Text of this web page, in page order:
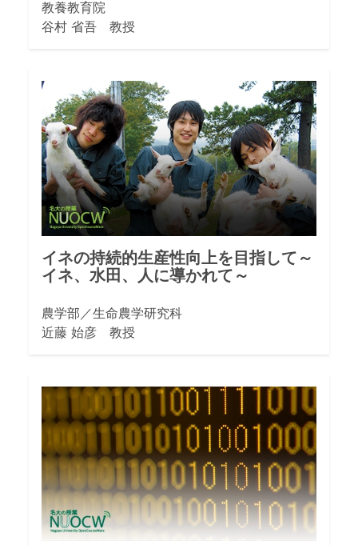
教養教育院
谷村 省吾 教授
イネの持続的生産性向上を目指して～
イネ、水田、人に導かれて～
農学部／生命農学研究科
近藤 始彦 教授